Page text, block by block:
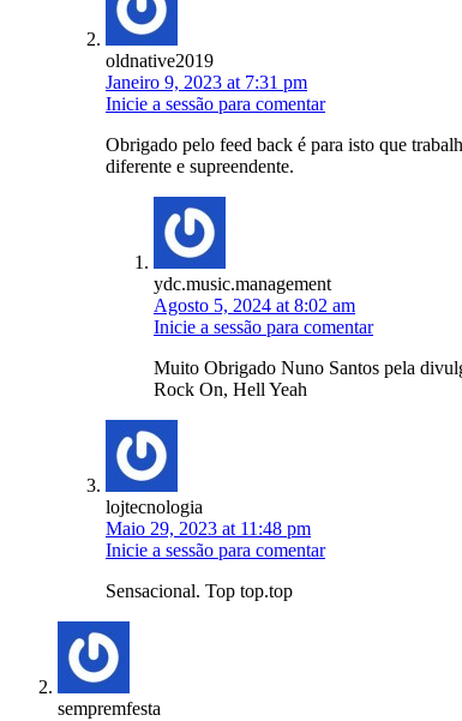
oldnative2019
Janeiro 9, 2023 at 7:31 pm
Inicie a sessão para comentar
Obrigado pelo feed back é para isto que
diferente e supreendente.
ydc.music.management
Agosto 5, 2024 at 8:02 am
Inicie a sessão para comentar
Muito Obrigado Nuno Santos pela
Rock On, Hell Yeah
lojtecnologia
Maio 29, 2023 at 11:48 pm
Inicie a sessão para comentar
Sensacional. Top top.top
sempremfesta